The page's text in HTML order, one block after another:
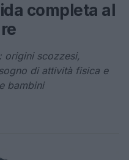
completa al
origini scozzesi,
di attività fisica e
bambini